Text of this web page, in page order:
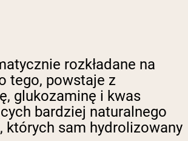
rozkładane na
tego, powstaje z
glukozaminę i kwas
bardziej naturalnego
których sam hydrolizowany